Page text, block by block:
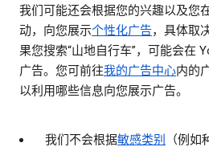
我们可能还会根据您的兴趣以及您
动，向您展示个性化广告，具体取
果您搜索“山地自行车”，可能会在
广告。您可前往我的广告中心内的
以利用哪些信息向您展示广告。
我们不会根据敏感类别
（例